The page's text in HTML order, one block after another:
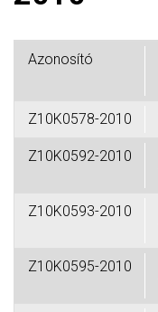
Azonosító
Z10K0578-2010
Z10K0592-2010
Z10K0593-2010
Z10K0595-2010